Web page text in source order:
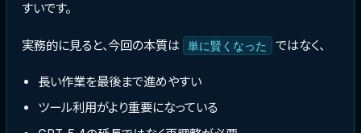
すいです。
実務的に見ると、今回の本質は 単に賢くなった ではなく、
長い作業を最後まで進めやすい
ツール利用がより重要になっている